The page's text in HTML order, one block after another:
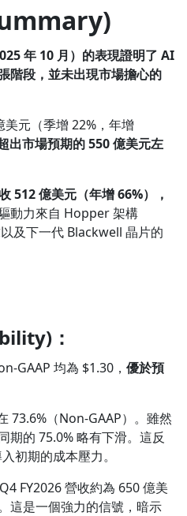
年 10 月）的表現證明了 AI
階段，並未出現市場擔心的
元（季增 22%，年增
出市場預期的 550 億美元左
512 億美元（年增 66%），
動力來自 Hopper 架構
及下一代 Blackwell 晶片的
：
GAAP 均為 $1.30， 優於預
73.6%（Non-GAAP）。雖然
期的 75.0% 略有下滑。這反
初期的成本壓力。
FY2026 營收約為 650 億美
這是一個強力的信號，暗示